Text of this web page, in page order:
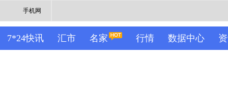
手机网
7*24快讯 汇市 名家 行情 数据中心